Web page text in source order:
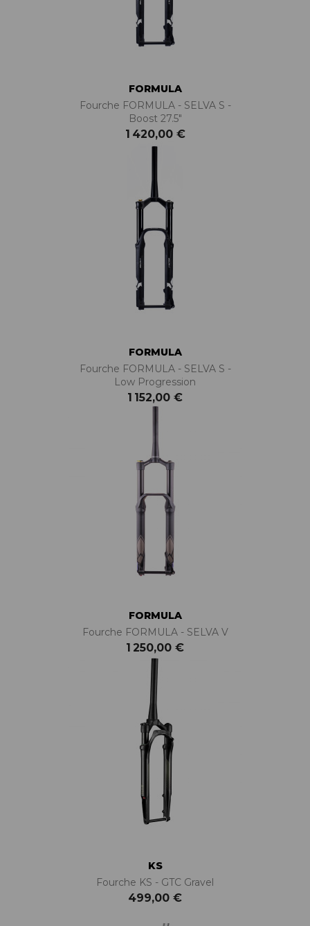
FORMULA
Fourche FORMULA - SELVA S -
Boost 27.5"
1 420,00 €
FORMULA
Fourche FORMULA - SELVA S -
Low Progression
1 152,00 €
FORMULA
Fourche FORMULA - SELVA V
1 250,00 €
KS
Fourche KS - GTC Gravel
499,00 €